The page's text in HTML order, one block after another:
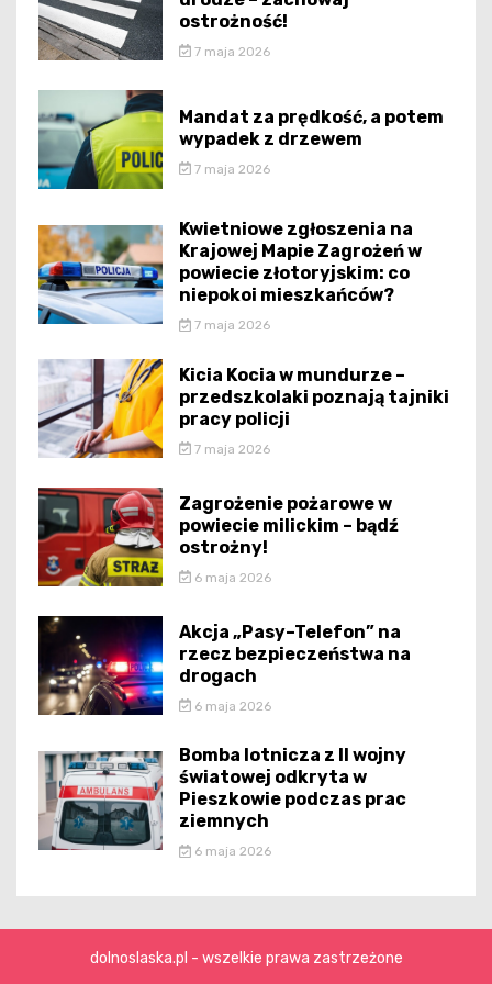
ostrożność!
7 maja 2026
Mandat za prędkość, a potem
wypadek z drzewem
7 maja 2026
Kwietniowe zgłoszenia na
Krajowej Mapie Zagrożeń w
powiecie złotoryjskim: co
niepokoi mieszkańców?
7 maja 2026
Kicia Kocia w mundurze –
przedszkolaki poznają tajniki
pracy policji
7 maja 2026
Zagrożenie pożarowe w
powiecie milickim – bądź
ostrożny!
6 maja 2026
Akcja „Pasy–Telefon” na
rzecz bezpieczeństwa na
drogach
6 maja 2026
Bomba lotnicza z II wojny
światowej odkryta w
Pieszkowie podczas prac
ziemnych
6 maja 2026
dolnoslaska.pl - wszelkie prawa zastrzeżone